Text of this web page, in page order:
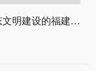
数字生态文明建设的福建路径与启示